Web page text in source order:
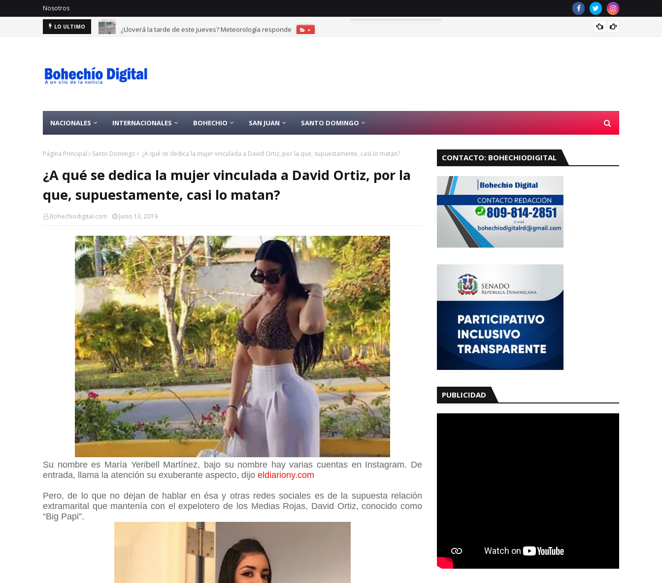
Nosotros
LO ULTIMO ¿Lloverá la tarde de este jueves? Meteorología responde +
NACIONALES INTERNACIONALES BOHECHIO SAN JUAN SANTO DOMINGO
Página Principal Santo Domingo ¿A qué se dedica la mujer vinculada a David Ortiz, por la que, supuestamente, casi lo matan?
¿A qué se dedica la mujer vinculada a David Ortiz, por la
que, supuestamente, casi lo matan?
Bohechiodigital.com Junio 13, 2019
Su nombre es María Yeribell Martínez, bajo su nombre hay varias cuentas en Instagram. De
entrada, llama la atención su exuberante aspecto, dijo eldiariony.com
Pero, de lo que no dejan de hablar en ésa y otras redes sociales es de la supuesta relación
extramarital que mantenía con el expelotero de los Medias Rojas, David Ortiz, conocido como
“Big Papi”.
CONTACTO: BOHECHIODIGITAL
PUBLICIDAD